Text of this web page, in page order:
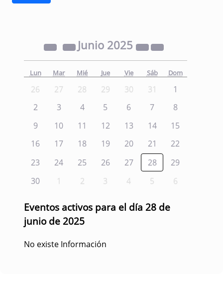
Junio 2025
Lun Mar Mié Jue Vie Sáb Dom
26 27 28 29 30 31
1
2
3 4 5 6 7
8
9
10 11 12 13 14
15
16
17 18 19 20 21
22
23
24 25 26 27 28
29
30
1 2 3 4 5 6
Eventos activos para el día 28 de
junio de 2025
No existe Información